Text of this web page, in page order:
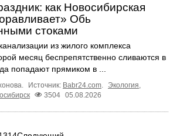
как Новосибирская
Обь
стоками
из жилого комплекса
месяц беспрепятственно сливаются в
попадают прямиком в ...
Источник: Babr24.com. Экология,
3504 05.08.2026